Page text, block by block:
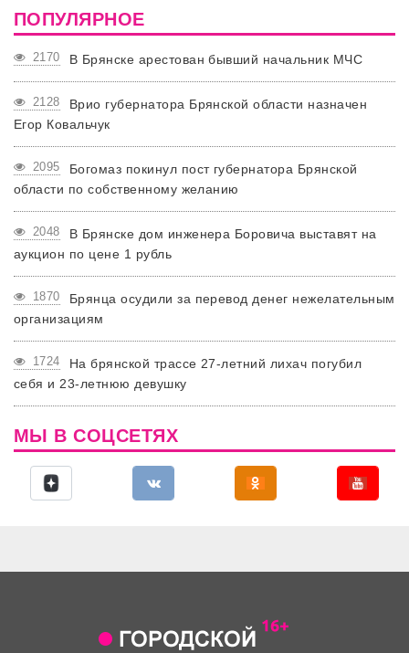
ПОПУЛЯРНОЕ
2170 В Брянске арестован бывший начальник МЧС
2128
Врио губернатора Брянской области назначен
Егор Ковальчук
2095
Богомаз покинул пост губернатора Брянской
области по собственному желанию
2048
В Брянске дом инженера Боровича выставят на
аукцион по цене 1 рубль
1870
Брянца осудили за перевод денег нежелательным
организациям
1724
На брянской трассе 27-летний лихач погубил
себя и 23-летнюю девушку
МЫ В СОЦСЕТЯХ